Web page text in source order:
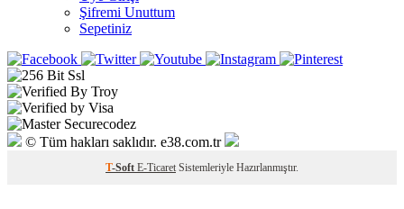
Şifremi Unuttum
Sepetiniz
© Tüm hakları saklıdır. e38.com.tr
T-Soft E-Ticaret Sistemleriyle Hazırlanmıştır.